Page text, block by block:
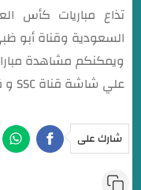
السعودية وقناة أبو
ويمكنكم مشاهدة
علي شاشة قناة SSC و قناة أبو ظبي الرياضية.
شارك على